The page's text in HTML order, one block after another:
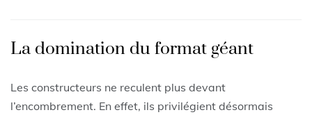
La domination du format géant
Les constructeurs ne reculent plus devant
l’encombrement. En effet, ils privilégient désormais